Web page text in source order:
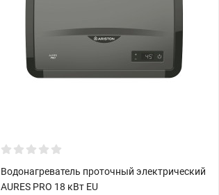
Водонагреватель проточный электрический
AURES PRO 18 кВт EU